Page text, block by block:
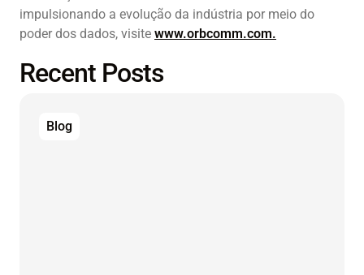
impulsionando a evolução da indústria por meio do
poder dos dados, visite www.orbcomm.com.
Recent Posts
Blog